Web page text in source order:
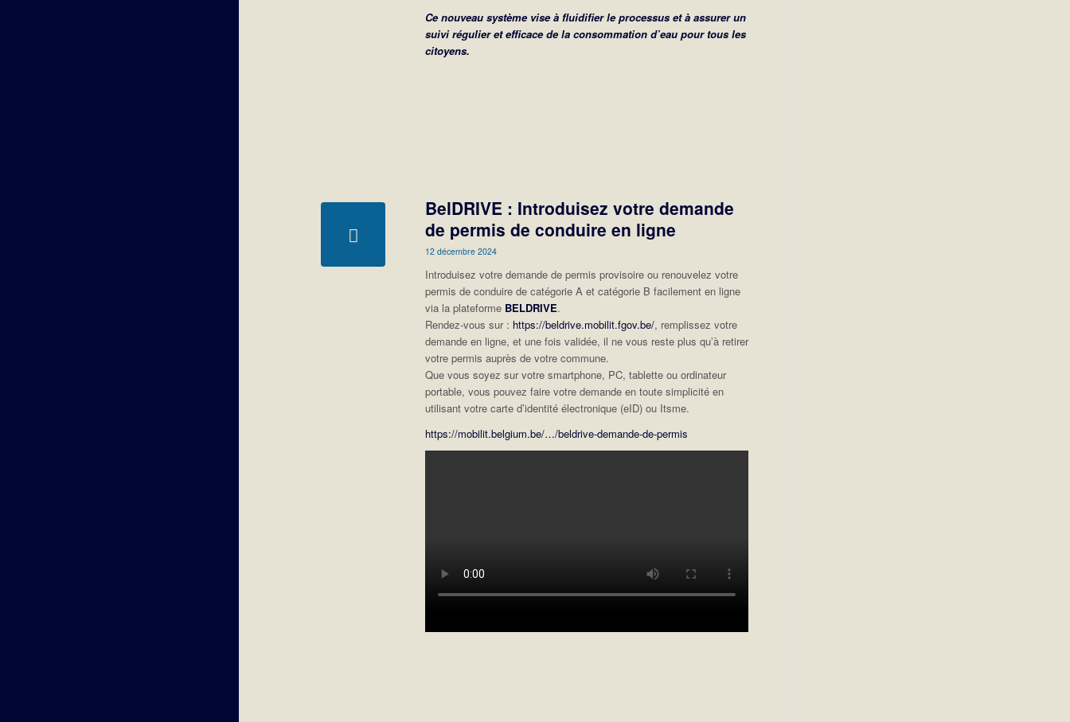
Ce nouveau système vise à fluidifier le processus et à assurer un
suivi régulier et efficace de la consommation d’eau pour tous les
citoyens.
BelDRIVE : Introduisez votre demande
de permis de conduire en ligne
12 décembre 2024
Introduisez votre demande de permis provisoire ou renouvelez votre
permis de conduire de catégorie A et catégorie B facilement en ligne
via la plateforme BELDRIVE.
Rendez-vous sur : https://beldrive.mobilit.fgov.be/, remplissez votre
demande en ligne, et une fois validée, il ne vous reste plus qu’à retirer
votre permis auprès de votre commune.
Que vous soyez sur votre smartphone, PC, tablette ou ordinateur
portable, vous pouvez faire votre demande en toute simplicité en
utilisant votre carte d’identité électronique (eID) ou Itsme.
https://mobilit.belgium.be/…/beldrive-demande-de-permis